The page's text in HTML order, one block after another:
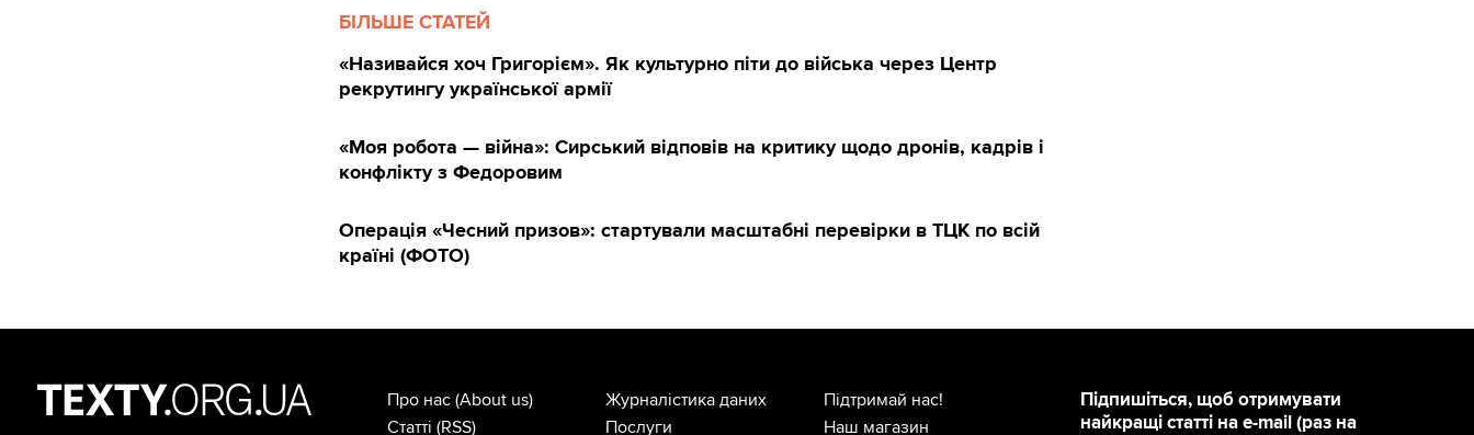
БІЛЬШЕ СТАТЕЙ
«Називайся хоч Григорієм». Як культурно піти до війська через Центр
рекрутингу української армії
«Моя робота — війна»: Сирський відповів на критику щодо дронів, кадрів і
конфлікту з Федоровим
Операція «Чесний призов»: стартували масштабні перевірки в ТЦК по всій
країні (ФОТО)
Підпишіться, щоб отримувати
найкращі статті на e-mail (раз на
Про нас (About us)
Статті (RSS)
Журналістика даних
Послуги
Підтримай нас!
Наш магазин